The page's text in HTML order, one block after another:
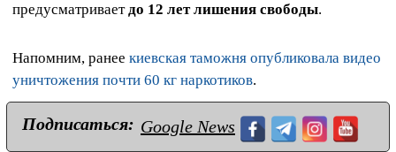
предусматриваетдо 12 лет лишения свободы.
Напомним, ранее киевская таможня опубликовала видео
уничтожения почти 60 кг наркотиков.
Подписаться: Google News